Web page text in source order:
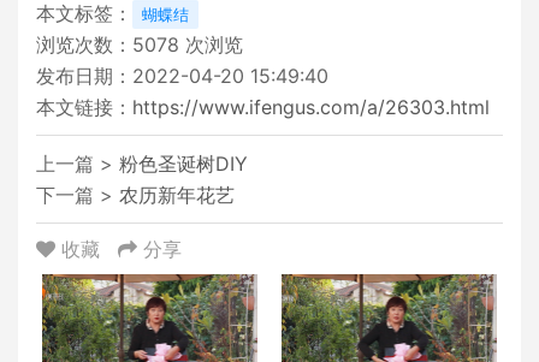
本文标签：
蝴蝶结
浏览次数： 5078 次浏览
发布日期：2022-04-20 15:49:40
本文链接： https://www.ifengus.com/a/26303.html
上一篇 > 粉色圣诞树DIY
下一篇 > 农历新年花艺
收藏 分享